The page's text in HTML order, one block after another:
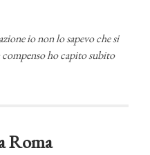
io non lo sapevo che si
ho capito subito
Roma